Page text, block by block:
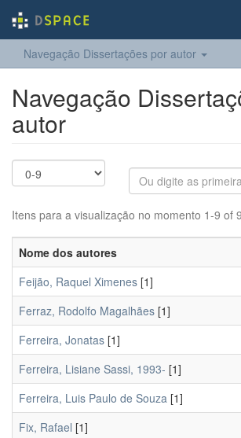
Navegação Dissertações por autor
Navegação
autor
Itens para a visualização no momento 1-9 of 9
Nome dos autores
Feijão, Raquel Ximenes [1]
Ferraz, Rodolfo Magalhães [1]
Ferreira, Jonatas [1]
Ferreira, Lisiane Sassi, 1993- [1]
Ferreira, Luis Paulo de Souza [1]
Fix, Rafael [1]